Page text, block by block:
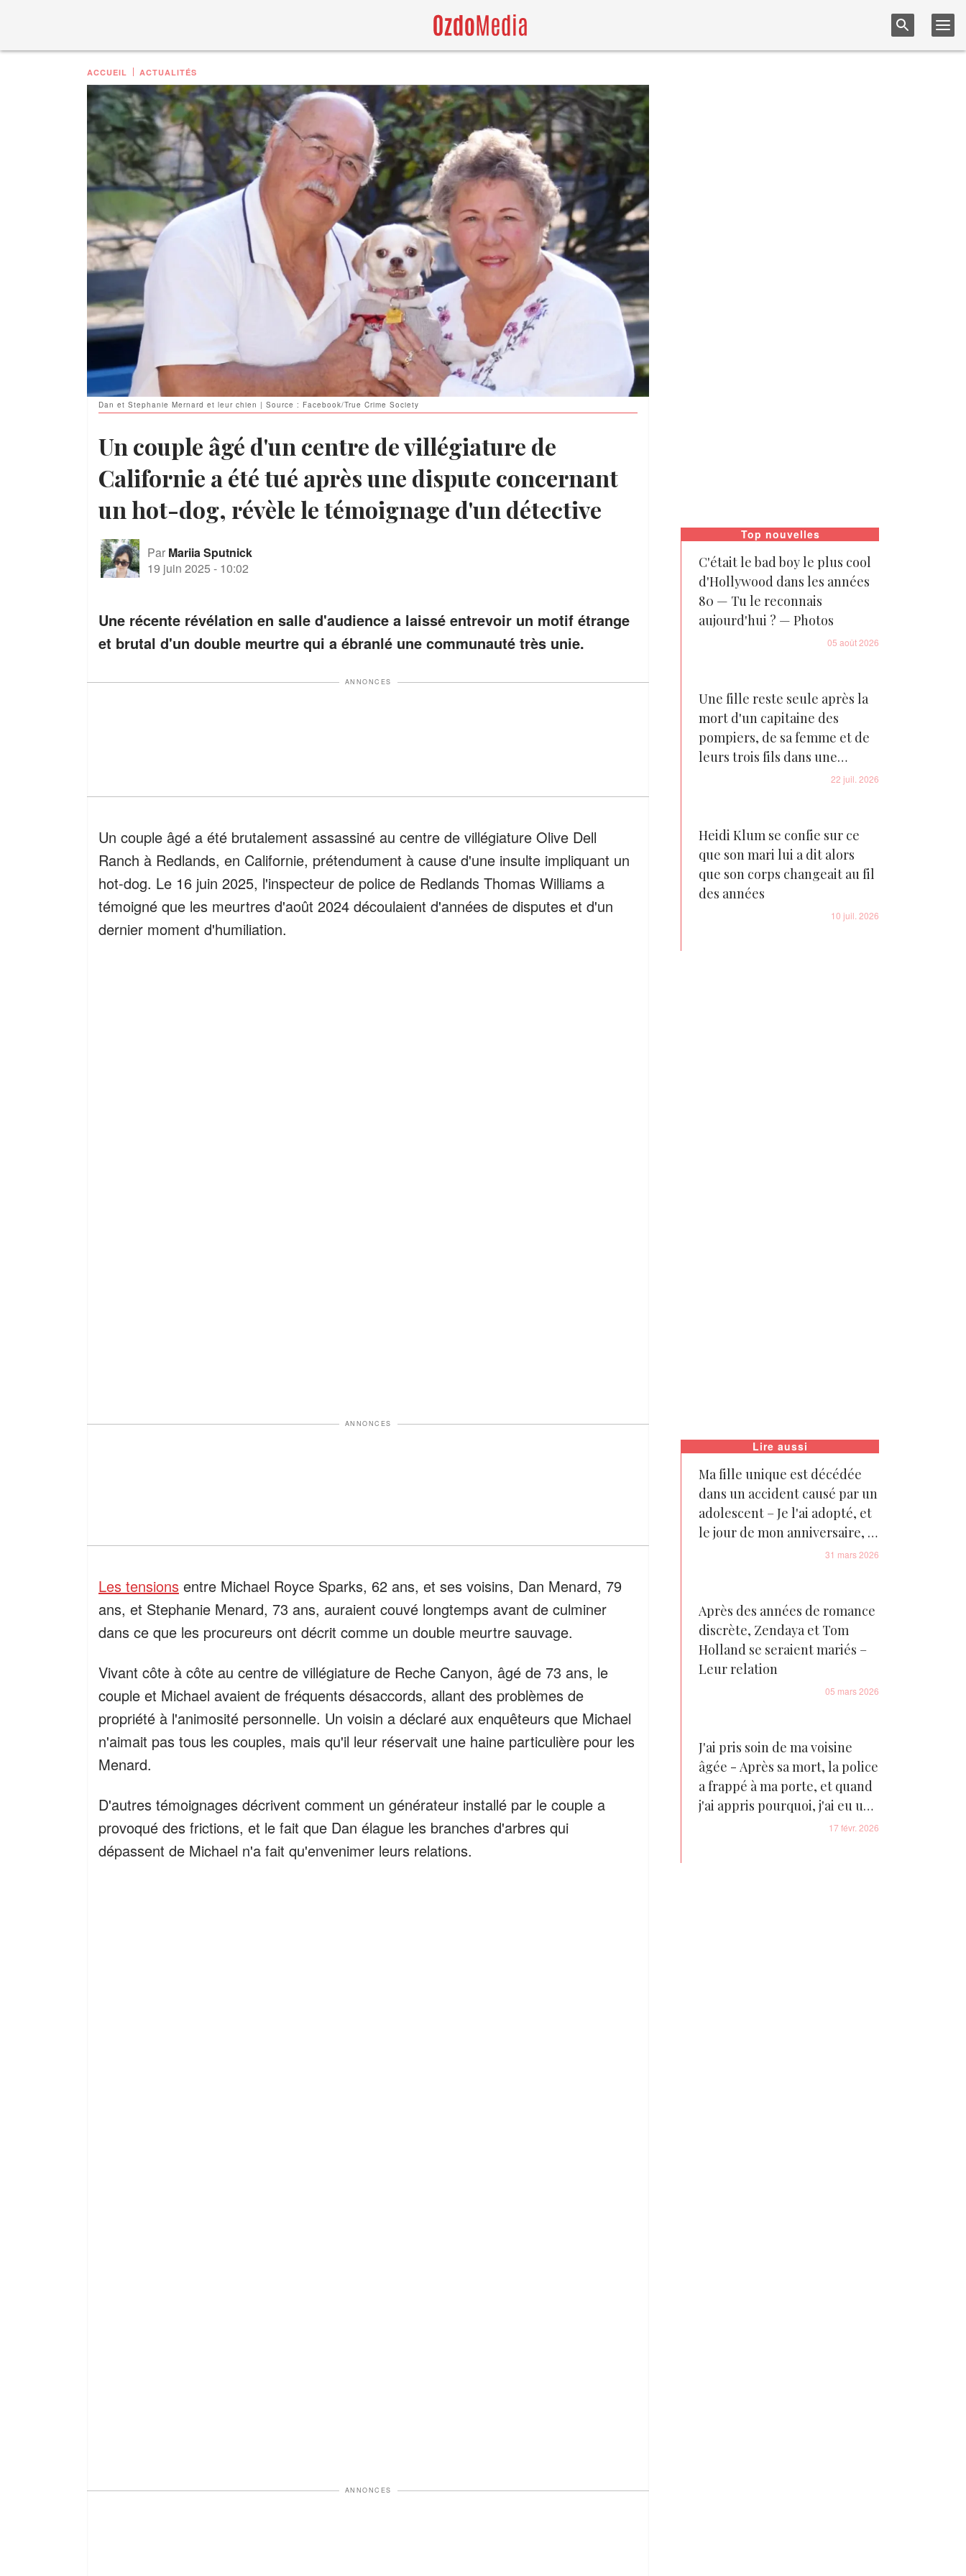
ACCUEIL ACTUALITÉS
Dan et Stephanie Mernard et leur chien | Source : Facebook/True Crime Society
Un couple âgé d'un centre de villégiature de
Californie a été tué après une dispute concernant
un hot-dog, révèle le témoignage d'un détective
Par Mariia Sputnick
19 juin 2025 - 10:02
Une récente révélation en salle d'audience a laissé entrevoir un motif étrange
et brutal d'un double meurtre qui a ébranlé une communauté très unie.
ANNONCES
Un couple âgé a été brutalement assassiné au centre de villégiature Olive Dell
Ranch à Redlands, en Californie, prétendument à cause d'une insulte impliquant un
hot-dog. Le 16 juin 2025, l'inspecteur de police de Redlands Thomas Williams a
témoigné que les meurtres d'août 2024 découlaient d'années de disputes et d'un
dernier moment d'humiliation.
ANNONCES
Les tensions entre Michael Royce Sparks, 62 ans, et ses voisins, Dan Menard, 79
ans, et Stephanie Menard, 73 ans, auraient couvé longtemps avant de culminer
dans ce que les procureurs ont décrit comme un double meurtre sauvage.
Vivant côte à côte au centre de villégiature de Reche Canyon, âgé de 73 ans, le
couple et Michael avaient de fréquents désaccords, allant des problèmes de
propriété à l'animosité personnelle. Un voisin a déclaré aux enquêteurs que Michael
n'aimait pas tous les couples, mais qu'il leur réservait une haine particulière pour les
Menard.
D'autres témoignages décrivent comment un générateur installé par le couple a
provoqué des frictions, et le fait que Dan élague les branches d'arbres qui
dépassent de Michael n'a fait qu'envenimer leurs relations.
ANNONCES
Top nouvelles
C'était le bad boy le plus cool
d'Hollywood dans les années
80 — Tu le reconnais
aujourd'hui ? — Photos
05 août 2026
Une fille reste seule après la
mort d'un capitaine des
pompiers, de sa femme et de
leurs trois fils dans une
tragédie familiale déchirante
22 juil. 2026
Heidi Klum se confie sur ce
que son mari lui a dit alors
que son corps changeait au fil
des années
10 juil. 2026
Lire aussi
Ma fille unique est décédée
dans un accident causé par un
adolescent – Je l'ai adopté, et
le jour de mon anniversaire, il
m'a révélé la vérité qu'il avait
31 mars 2026
Après des années de romance
discrète, Zendaya et Tom
Holland se seraient mariés –
Leur relation
05 mars 2026
J'ai pris soin de ma voisine
âgée - Après sa mort, la police
a frappé à ma porte, et quand
j'ai appris pourquoi, j'ai eu un
17 févr. 2026